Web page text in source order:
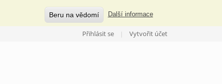
Beru na vědomí Další informace
Přihlásit se Vytvořit účet